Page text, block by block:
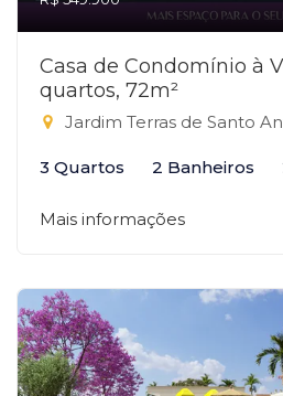
Casa de Condomínio à
quartos, 72m²
Jardim Terras de Santo
3 Quartos 2 Banheiros
Mais informações